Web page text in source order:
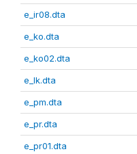
e_ir08.dta
e_ko.dta
e_ko02.dta
e_lk.dta
e_pm.dta
e_pr.dta
e_pr01.dta